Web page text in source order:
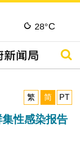
28°C
搜寻
繁
简 PT
性感染报告